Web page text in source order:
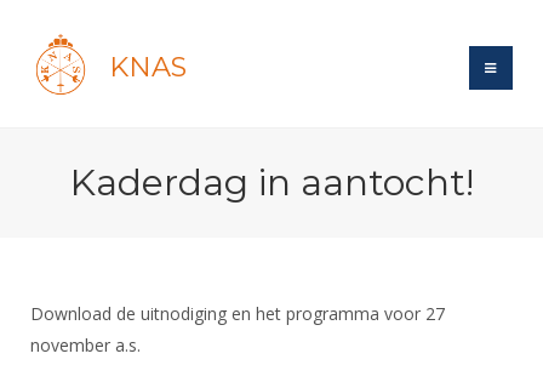
KNAS
Login
Bond
Lidmaatschap
Introductie
Wat is topsport
Informatie
Kaderdag in aantocht!
Download de uitnodiging en het programma voor 27
november a.s.